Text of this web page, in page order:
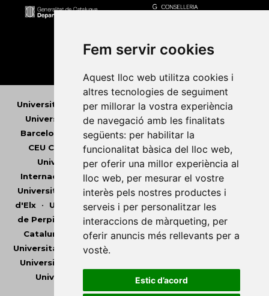
Fem servir cookies
Aquest lloc web utilitza cookies i
altres tecnologies de seguiment
per millorar la vostra experiència
de navegació amb les finalitats
següents: per habilitar la
funcionalitat bàsica del lloc web,
per oferir una millor experiència al
lloc web, per mesurar el vostre
interès pels nostres productes i
serveis i per personalitzar les
interaccions de màrqueting, per
oferir anuncis més rellevants per a
vostè.
Estic d’acord
Universitat Abat Oliba CEU • Universitat d'Alacant
Universitat d'Andorra•Universitat Autònoma de
Barcelona
Universitat de Barcelona •
CEU Cardenal Herrera•Universitat de Girona
Universitat de les Illes Balears•Universitat
Internacional de Catalunya•Universitat Jaume I
Universitat de Lleida•Universitat Miguel Hernández
d'Elx• Universitat Oberta de Catalunya•Universitat
de Perpinyà Via Domitia• Universitat Politècnica de
Catalunya
Universitat Politècnica de València •
Universitat Pompeu Fabra
Universitat Rovira i Virgili
Universitat de València•Universitat de Vic -
Universitat Central de Catalunya